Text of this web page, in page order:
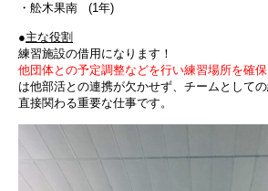
・舩木果南 (1年)
●主な役割
練習施設の借用になります！
他団体との予定調整などを行い練習場所を確保
は他部活との連携が欠かせず、チームとして
直接関わる重要な仕事です。